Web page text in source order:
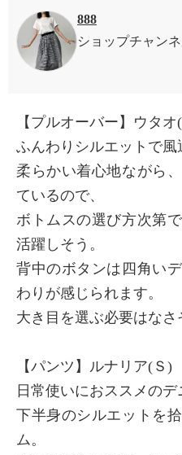
888
ショップチャン
【プルオーバー】ウタオ
ふんわりシルエットで風
柔らかい着心地ながら
ているので、
ボトムスの選び方次第
活躍しそう。
背中のボタンは四角い
わりが感じられます。
大き目を選ぶ必要はなさ
【パンツ】ルナリア(Ｓ)
日常使いにおススメのデ
下半身のシルエットを
ム。